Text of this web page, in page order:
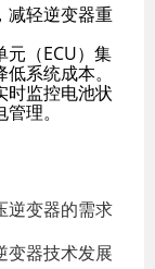
减轻逆变器重
元（ECU）集
系统成本。
时监控电池状
理。
逆变器的需求
变器技术发展